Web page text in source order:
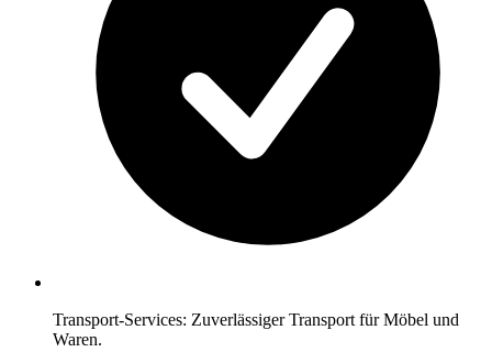
Transport-Services: Zuverlässiger Transport für Möbel und
Waren.